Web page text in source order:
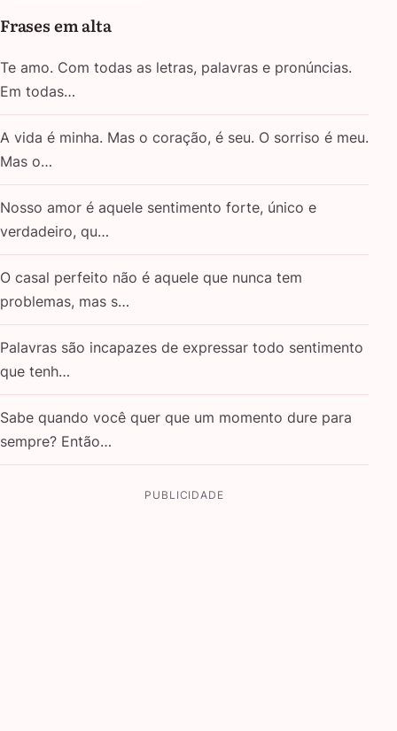
Frases em alta
Te amo. Com todas as letras, palavras e pronúncias.
Em todas…
A vida é minha. Mas o coração, é seu. O sorriso é meu.
Mas o…
Nosso amor é aquele sentimento forte, único e
verdadeiro, qu…
O casal perfeito não é aquele que nunca tem
problemas, mas s…
Palavras são incapazes de expressar todo sentimento
que tenh…
Sabe quando você quer que um momento dure para
sempre? Então…
PUBLICIDADE